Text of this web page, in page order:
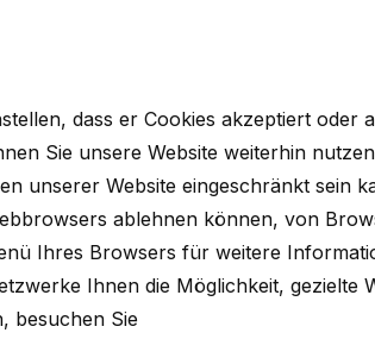
dass er Cookies akzeptiert oder
Sie unsere Website weiterhin
unserer Website eingeschränkt sein
ablehnen können, von
Ihres Browsers für weitere
Ihnen die Möglichkeit, gezielte
besuchen Sie